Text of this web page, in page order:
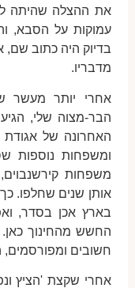
את ההצלה שהיתה
עמוקות על הסבא,
בדיוק היה כתוב שם,
מדבריו.
אחרי יותר מעשר
הבר-מצוה שלי,
האחרונה של אגודת
ומשפחות נוספות
משפחות
אותן שנים שחלפו.
בארץ אכן בסדר,
החשש מהחינוך
חשובים
אחרי שקצת 'הציץ